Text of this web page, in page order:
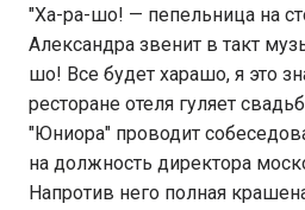
"Ха-ра-шо! — пепельница на
Александра звенит в такт
шо! Все будет харашо, я это
ресторане отеля гуляет
"Юниора" проводит
на должность директора
Напротив него полная